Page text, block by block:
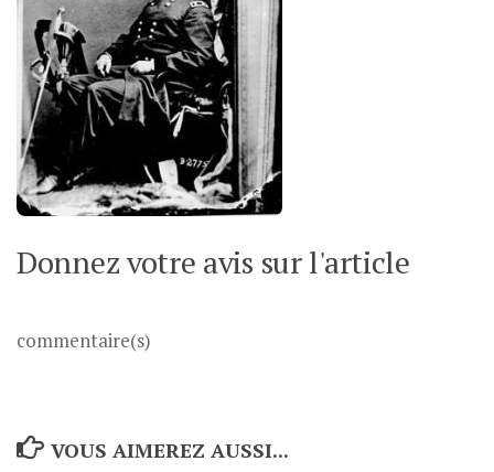
Donnez votre avis sur l'article
commentaire(s)
VOUS AIMEREZ AUSSI...